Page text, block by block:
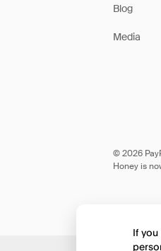
Blog
Media
© 2026
Honey is
If